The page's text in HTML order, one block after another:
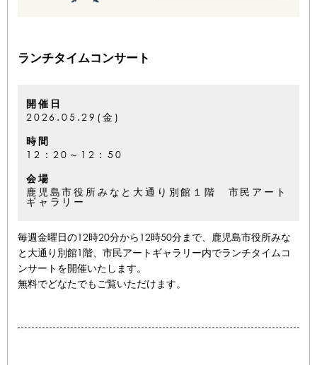
ランチタイムコンサート
開催日
2026.05.29(金)
時間
12：20～12：50
会場
鹿児島市役所みなと大通り別館１階 市民アート
ギャラリー
毎週金曜日の12時20分から12時50分まで、鹿児島市役所みな
と大通り別館1階、市民アートギャラリー内でランチタイムコ
ンサートを開催いたします。
無料でどなたでもご覧いただけます。